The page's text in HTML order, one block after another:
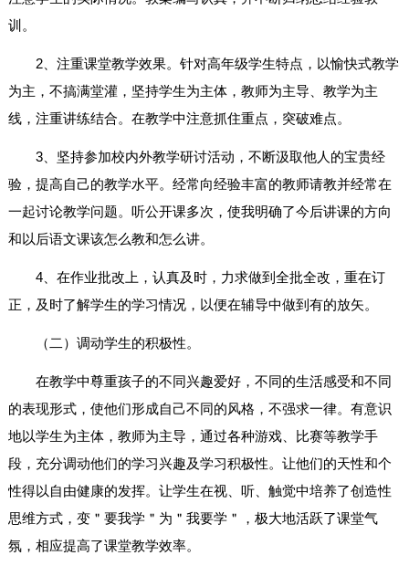
训。
2、注重课堂教学效果。针对高年级学生特点，以愉快式教学
为主，不搞满堂灌，坚持学生为主体，教师为主导、教学为主
线，注重讲练结合。在教学中注意抓住重点，突破难点。
3、坚持参加校内外教学研讨活动，不断汲取他人的宝贵经
验，提高自己的教学水平。经常向经验丰富的教师请教并经常在
一起讨论教学问题。听公开课多次，使我明确了今后讲课的方向
和以后语文课该怎么教和怎么讲。
4、在作业批改上，认真及时，力求做到全批全改，重在订
正，及时了解学生的学习情况，以便在辅导中做到有的放矢。
（二）调动学生的积极性。
在教学中尊重孩子的不同兴趣爱好，不同的生活感受和不同
的表现形式，使他们形成自己不同的风格，不强求一律。有意识
地以学生为主体，教师为主导，通过各种游戏、比赛等教学手
段，充分调动他们的学习兴趣及学习积极性。让他们的天性和个
性得以自由健康的发挥。让学生在视、听、触觉中培养了创造性
思维方式，变＂要我学＂为＂我要学＂，极大地活跃了课堂气
氛，相应提高了课堂教学效率。